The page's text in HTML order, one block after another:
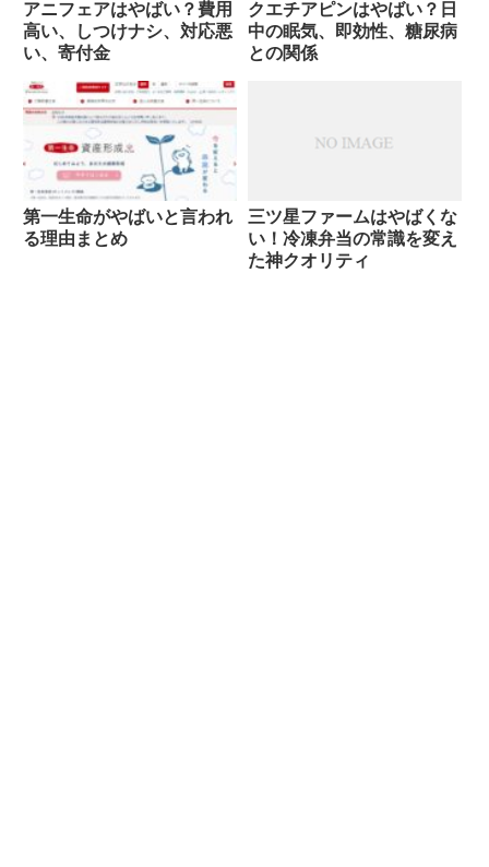
アニフェアはやばい？費用
高い、しつけナシ、対応悪
い、寄付金
クエチアピンはやばい？日
中の眠気、即効性、糖尿病
との関係
第一生命がやばいと言われ
る理由まとめ
三ツ星ファームはやばくな
い！冷凍弁当の常識を変え
た神クオリティ